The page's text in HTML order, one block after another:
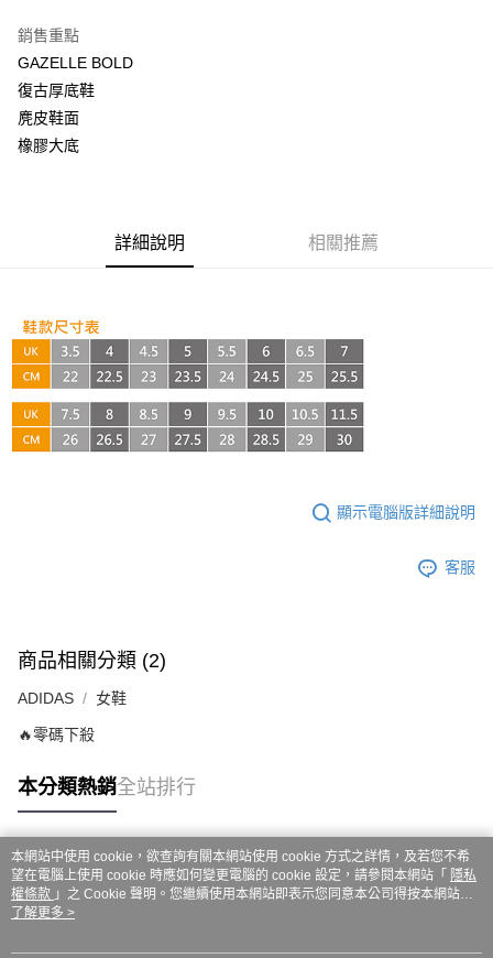
Apple Pay
街口支付
悠遊付
【關於「AFTEE先享後付」】
AFTEE先享後付是「在收到商品之後才付款」的支付方式。 讓您購物簡單
３．安心：先確認商品／服務後，再付款。
【「AFTEE先享後付」結帳流程】
１．於結帳方式選擇「AFTEE先享後付」後，將跳轉至「AFTEE先享後付」
結帳頁面，進行簡訊認證並確認金額後，即可完成結帳。
２．訂單成立數日內，您將收到繳費通知簡訊。
３．收到繳費通知簡訊後14天內，點擊此簡訊中的連結，可透過四大超商／
購買商品的店家。未經商家同意取消之訂單仍視為有效，需透過AFTEE先享
是否繳費成功／繳費後需取消欲退款等相關疑問，請聯繫「AFTEE先享後付
１．透過由恩沛科技股份有限公司提供之「AFTEE先享後付」服務完成之交
易，需依本服務之必要範圍內提供個人資料，並將交易相關給付款項請求債
權轉讓予恩沛科技股份有限公司。
２．關於個人資料處理事宜，請瀏覽以下網址：
https://aftee.tw/terms/#terms3
３．未成年的使用者請事先徵得法定代理人或監護人之同意方可使用
任。
請求用戶進行身份認證。
５．嚴禁一人註冊多個帳號或使用他人資訊註冊。若發現惡意使用之情形，
恩沛科技股份有限公司將有權停止該用戶之使用額度並採取法律行動。
全家取貨付款
每筆NT$60，滿NT$999(含以上)免運費
付款後全家取貨
每筆NT$60，滿NT$999(含以上)免運費
每筆NT$80，滿NT$999(含以上)免運費
銷售重點
GAZELLE BOLD
復古厚底鞋
麂皮鞋面
橡膠大底
詳細說明 相關推薦
顯示電腦版詳細說明
客服
商品相關分類 (2)
ADIDAS 女鞋
🔥零碼下殺
本分類熱銷全站排行
熱門標籤
本網站中使用 cookie，欲查詢有關本網站使用 cookie 方式之詳情，及若您不希
望在電腦上使用 cookie 時應如何變更電腦的 cookie 設定，請參閱本網站「 隱私
權條款 」之 Cookie 聲明。您繼續使用本網站即表示您同意本公司得按本網站使
用條款之 Cookie 聲明使用 cookie。
了解更多 >